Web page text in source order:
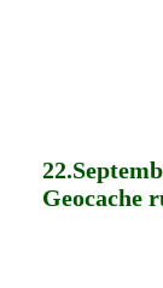
Geocache